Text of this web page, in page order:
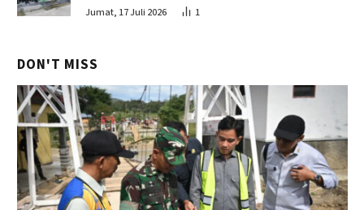
Jumat, 17 Juli 2026 1
DON'T MISS